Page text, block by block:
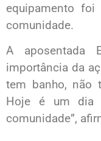
equipamento
comunidade.
A aposentada
importância da
tem banho, não
Hoje é um dia
comunidade”,